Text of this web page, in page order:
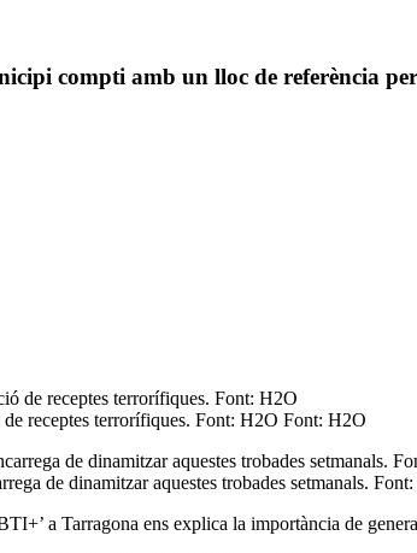
compti amb un lloc de referència
receptes terrorífiques. Font: H2O Font: H2O
de dinamitzar aquestes trobades setmanals.
a Tarragona ens explica la importància de